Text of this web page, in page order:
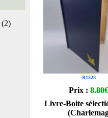
(2)
R1328
Prix : 8.80€
Livre-Boite